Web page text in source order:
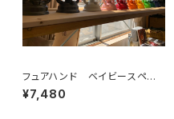
フュアハンド ベイビースペシャ
ル276
¥7,480